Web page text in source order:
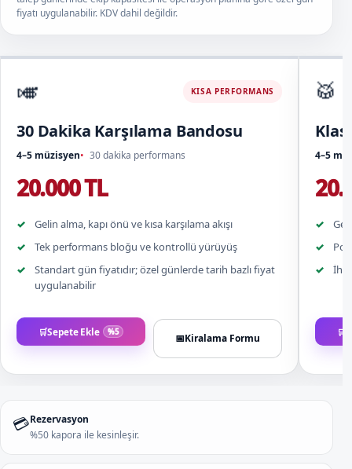
fiyatı uygulanabilir. KDV dahil değildir.
🎺 KISA PERFORMANS
30 Dakika Karşılama Bandosu
4–5 müzisyen 30 dakika performans
20.000 TL
Gelin alma, kapı önü ve kısa karşılama akışı
Tek performans bloğu ve kontrollü yürüyüş
Standart gün fiyatıdır; özel günlerde tarih bazlı fiyat
uygulanabilir
Sepete Ekle %5 📅Kiralama Formu
🥁
4–5
💳Rezervasyon
%50 kapora ile kesinleşir.